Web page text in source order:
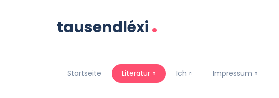
tausendléxi.
Startseite Literatur Ich Impressum